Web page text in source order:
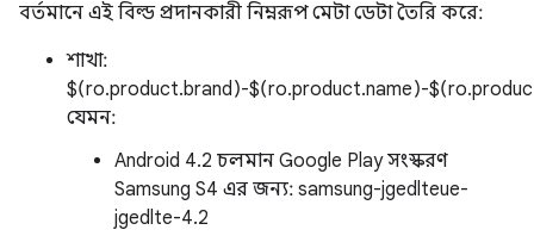
বর্তমানে এই বিল্ড প্রদানকারী নিম্নরূপ মেটা ডেটা তৈরি করে:
শাখা:
$(ro.product.brand)-$(ro.product.name)-
যেমন:
Android 4.2 চলমান Google Play সংস্করণ
Samsung S4 এর জন্য: samsung-jgedlteue-
jgedlte-4.2